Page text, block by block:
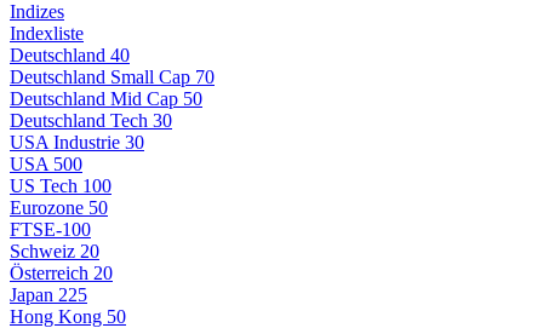
Indizes
Indexliste
Deutschland 40
Deutschland Small Cap 70
Deutschland Mid Cap 50
Deutschland Tech 30
USA Industrie 30
USA 500
US Tech 100
Eurozone 50
FTSE-100
Schweiz 20
Österreich 20
Japan 225
Hong Kong 50